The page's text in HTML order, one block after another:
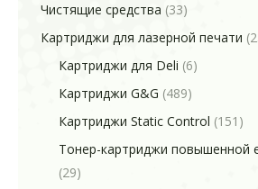
Чистящие средства (33)
Картриджи для лазерной печати
Картриджи для Deli (6)
Картриджи G&G (489)
Картриджи Static Control (151)
Тонер-картриджи повышенной
(29)